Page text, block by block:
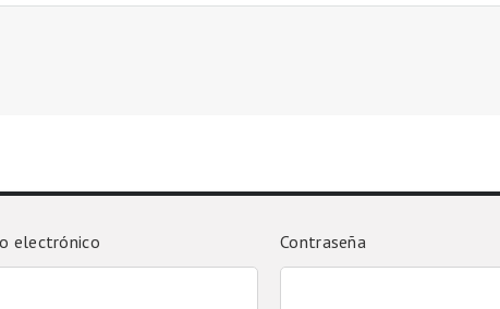
electrónico Contraseña